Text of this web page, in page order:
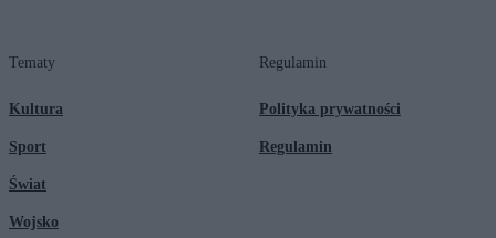
Tematy
Kultura
Sport
Świat
Wojsko
Regulamin
Polityka prywatności
Regulamin